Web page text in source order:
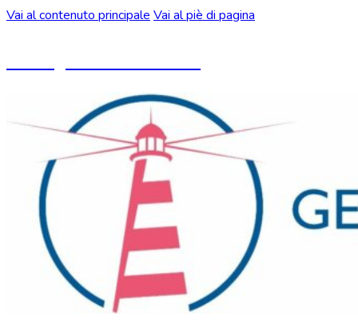
Vai al contenuto principale Vai al piè di pagina